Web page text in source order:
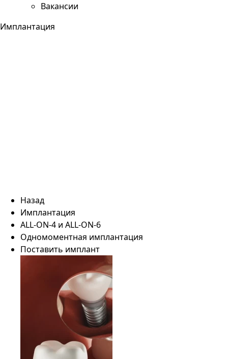
Вакансии
Имплантация
Назад
Имплантация
ALL-ON-4 и ALL-ON-6
Одномоментная имплантация
Поставить имплант